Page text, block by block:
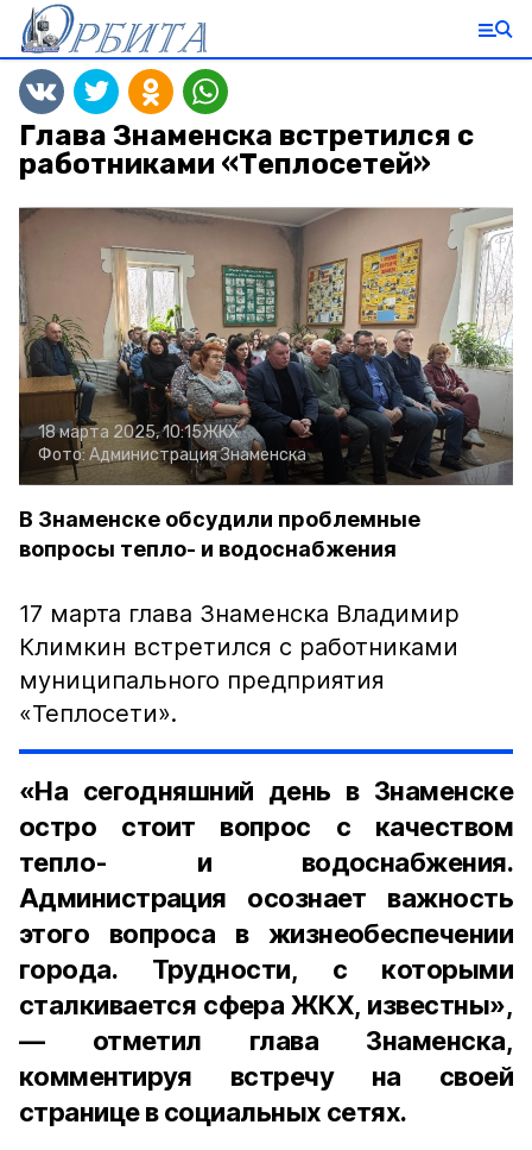
Глава Знаменска встретился с
работниками «Теплосетей»
18 марта 2025, 10:15ЖКХ
Фото:Администрация Знаменска
В Знаменске обсудили проблемные
вопросы тепло- и водоснабжения
17 марта глава Знаменска Владимир
Климкин встретился с работниками
муниципального предприятия
«Теплосети».
«На сегодняшний день в Знаменске
остро стоит вопрос с качеством
тепло- и водоснабжения.
Администрация осознает важность
этого вопроса в жизнеобеспечении
города. Трудности, с которыми
сталкивается сфера ЖКХ, известны»,
— отметил глава Знаменска,
комментируя встречу на своей
странице в социальных сетях.